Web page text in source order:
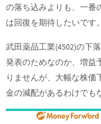
の落ち込みよりも、一番
は回復を期待したいです。
武田薬品工業(4502)の下
発表のためなのか、増益
りませんが、大幅な株価
金の減配があるわけでも